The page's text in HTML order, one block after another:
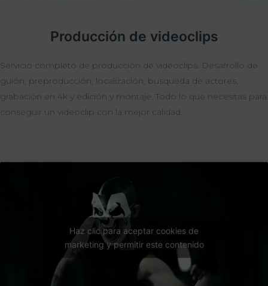
Producción de videoclips
Servicio completo de producción de videoclips. Desarrollo de
guión, preproducción, localización, busqueda de actores,
grabación en 4k y edición y montaje. Todo lo que necesitas para
conseguir un videoclip con la mejor calidad.
Haz clic para aceptar cookies de
marketing y permitir este contenido